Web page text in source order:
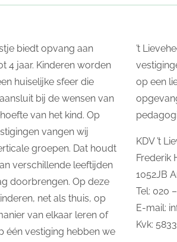
biedt opvang aan
4 jaar. Kinderen worden
huiselijke sfeer die
bij de wensen van
van het kind. Op
vangen wij
groepen. Dat houdt
verschillende leeftijden
doorbrengen. Op deze
net als thuis, op
van elkaar leren of
één vestiging hebben we
’t
op een
KDV ’t
Frederik
1052JB
Tel: 020
E-mail:
Kvk: